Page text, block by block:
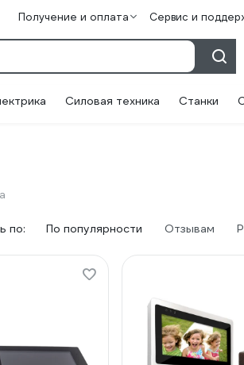
Получение и оплата Сервис и
Силовая техника Станки
по: По популярности Отзывам